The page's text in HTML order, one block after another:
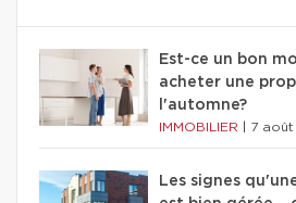
Est-ce un bon
acheter une
l'automne?
IMMOBILIER 7
Les signes